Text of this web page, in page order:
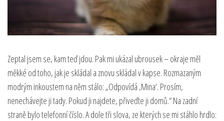
Zeptal jsem se, kam teď jdou. Pak mi ukázal ubrousek – okraje měl
měkké od toho, jak je skládal a znovu skládal v kapse. Rozmazaným
modrým inkoustem na něm stálo: „Odpovídá ‚Mina‘. Prosím,
nenechávejte ji tady. Pokud ji najdete, přiveďte ji domů.“ Na zadní
straně bylo telefonní číslo. A dole tři slova, ze kterých se mi stáhlo hrdlo: